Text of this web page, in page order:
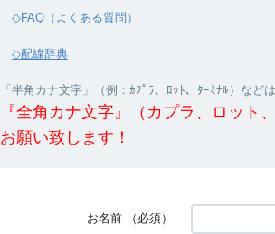
◇FAQ（よくある質問）
◇配線辞典
「半角カナ文字」（例：ｶﾌﾟﾗ、ﾛｯﾄ、ﾀｰﾐﾅﾙ）など
『全角カナ文字』（カプラ、ロット
お願い致します！
お名前 （必須）